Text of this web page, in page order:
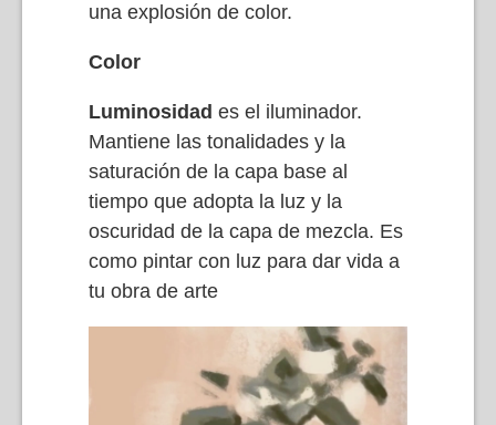
una explosión de color.
Color
Luminosidad es el iluminador.
Mantiene las tonalidades y la
saturación de la capa base al
tiempo que adopta la luz y la
oscuridad de la capa de mezcla. Es
como pintar con luz para dar vida a
tu obra de arte